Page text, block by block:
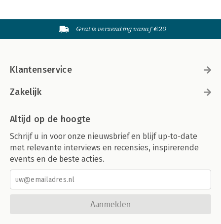
Gratis verzending vanaf €20
Klantenservice
Zakelijk
Altijd op de hoogte
Schrijf u in voor onze nieuwsbrief en blijf up-to-date
met relevante interviews en recensies, inspirerende
events en de beste acties.
Aanmelden